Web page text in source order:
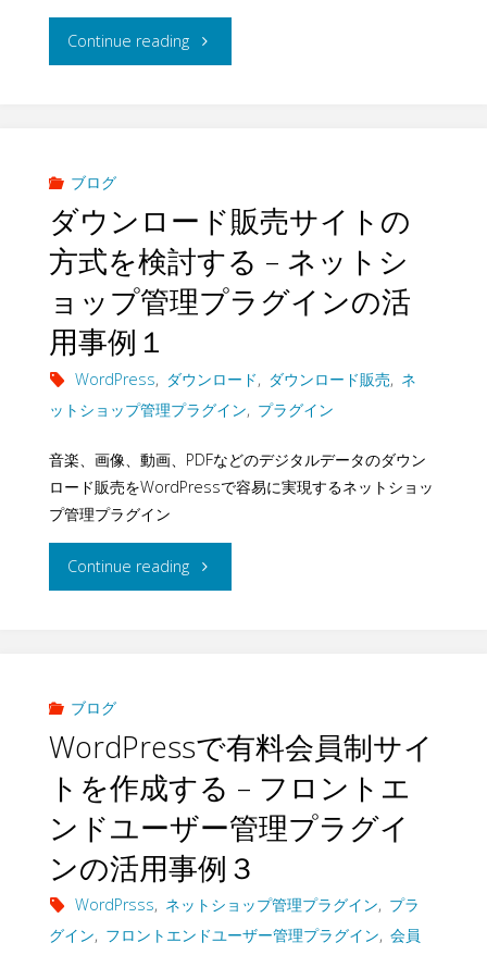
グ
イ
用
事
管
グ
イ
ン
活
用
ト
る
ネ
ッ
ト
ョ
理
プ
イ
Continue reading"PayPal
定
期
支
い
を
料
課
金
シ
ス
ブログ
ダウンロード販売サイトの
方式を検討する – ネットシ
ョップ管理プラグインの活
用事例１
WordPress, ダウンロード, ダウンロード販売, ネ
ットショップ管理プラグイン, プラグイン
音楽、画像、動画、PDFなどのデジタルデータのダウン
ロード販売をWordPressで容易に実現するネットショッ
プ管理プラグイン
Continue reading"ダ
ー
ド
サ
ブログ
WordPressで有料会員制サイ
トを作成する – フロントエ
ンドユーザー管理プラグイ
ンの活用事例３
WordPrsss, ネットショップ管理プラグイン, プラ
グイン, フロントエンドユーザー管理プラグイン, 会員